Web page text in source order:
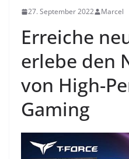
27. September 2022 Marcel
Erreiche
erlebe den
von High-
Gaming